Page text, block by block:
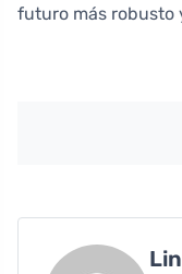
futuro más robusto